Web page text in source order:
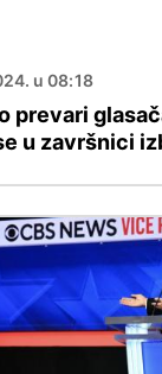
u 08:18
prevari
u završnici